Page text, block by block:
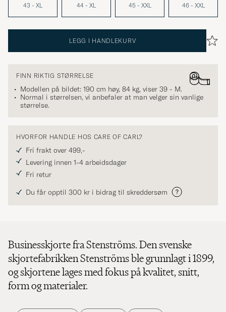
43 - XL 44 - XL 45 - XXL 46 - XXL
LEGG I HANDLEKURV
FINN RIKTIG STØRRELSE
Modellen på bildet: 190 cm høy, 84 kg, viser 39 - M.
Normal i størrelsen, vi anbefaler at man velger sin vanlige
størrelse.
HVORFOR HANDLE HOS CARE OF CARL?
Fri frakt over 499,-
Levering innen 1-4 arbeidsdager
Fri retur
Du får opptil 300 kr i bidrag til skreddersøm
Businesskjorte fra Stenströms. Den svenske
skjortefabrikken Stenströms ble grunnlagt i 1899,
og skjortene lages med fokus på kvalitet, snitt,
form og materialer.